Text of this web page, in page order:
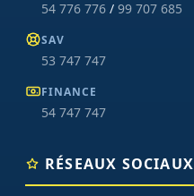
54 776 776 / 99 707 685
SAV
53 747 747
FINANCE
54 747 747
RÉSEAUX SOCIAUX